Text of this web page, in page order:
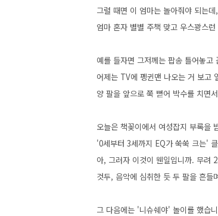
그럴 때면 이 엄마는 놀아줘야 되는
엄마 혼자 별별 주책 맞고 우스꽝스
예를 들자면 그저께는 팝송 틀어놓
어제는 TV에 펭귄맨 나오는 거 보고
양 팔을 앞으로 쭉 뻗어 박수를 치면
오늘은 책꽂이에서 여성잡지 부록을
'0세부터 3세까지 EQ가 쑥쑥 크는'
아, 그러자 이것이 웬일입니까. 무려
것두, 음악에 심취한 듯 두 팔을 흔들
그 다음에는 '니슈쉐야' 놀이를 했습